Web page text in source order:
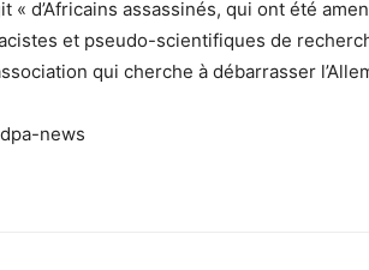
« d’Africains assassinés, qui ont été
et pseudo-scientifiques de
qui cherche à débarrasser
news